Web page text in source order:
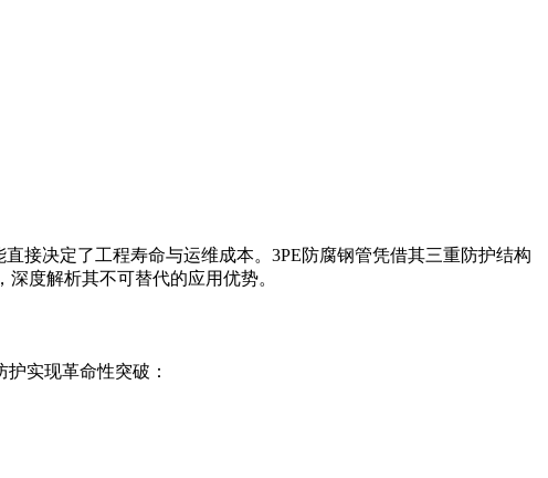
接决定了工程寿命与运维成本。3PE防腐钢管凭借其三重防护结构
度解析其不可替代的应用优势。
实现革命性突破：